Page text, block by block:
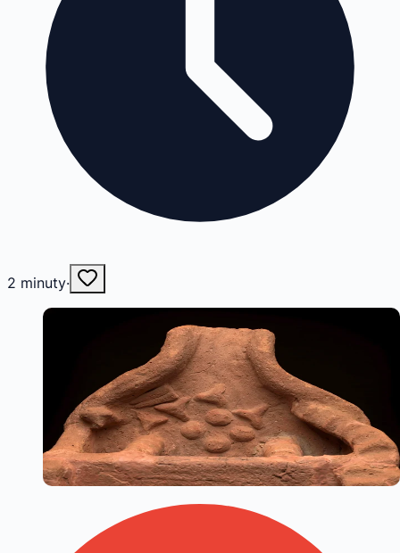
2 minuty·